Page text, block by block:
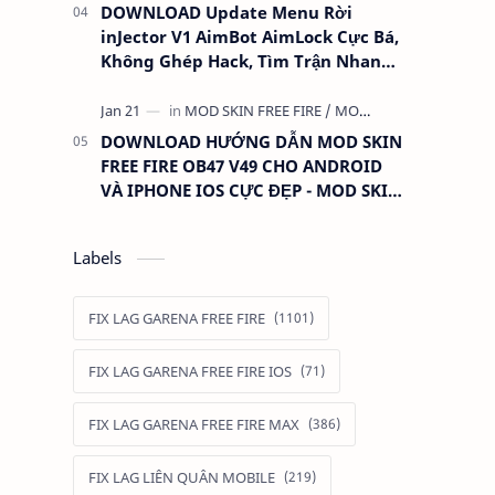
DOWNLOAD Update Menu Rời
inJector V1 AimBot AimLock Cực Bá,
Không Ghép Hack, Tìm Trận Nhanh,
DOWNLOAD HƯỚNG DẪN MOD SKIN
FREE FIRE OB47 V49 CHO ANDROID
VÀ IPHONE IOS CỰC ĐẸP - MOD SKIN
Labels
FIX LAG GARENA FREE FIRE
FIX LAG GARENA FREE FIRE IOS
FIX LAG GARENA FREE FIRE MAX
FIX LAG LIÊN QUÂN MOBILE